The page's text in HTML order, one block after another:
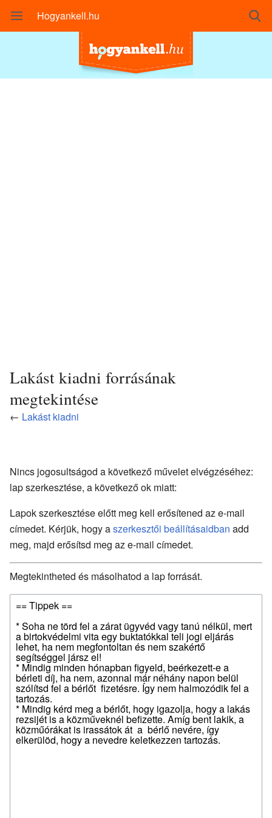
Hogyankell.hu
Lakást kiadni forrásának
megtekintése
← Lakást kiadni
Nincs jogosultságod a következő művelet elvégzéséhez:
lap szerkesztése, a következő ok miatt:
Lapok szerkesztése előtt meg kell erősítened az e-mail
címedet. Kérjük, hogy aszerkesztői beállításaidban add
meg, majd erősítsd meg az e-mail címedet.
Megtekintheted és másolhatod a lap forrását.